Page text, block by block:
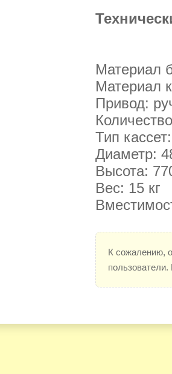
Материал
Материал
Привод:
Тип
Диаметр:
Высота:
Вес: 15 кг
К сожалению,